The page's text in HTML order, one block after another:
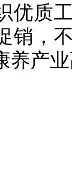
优质
销，
养产